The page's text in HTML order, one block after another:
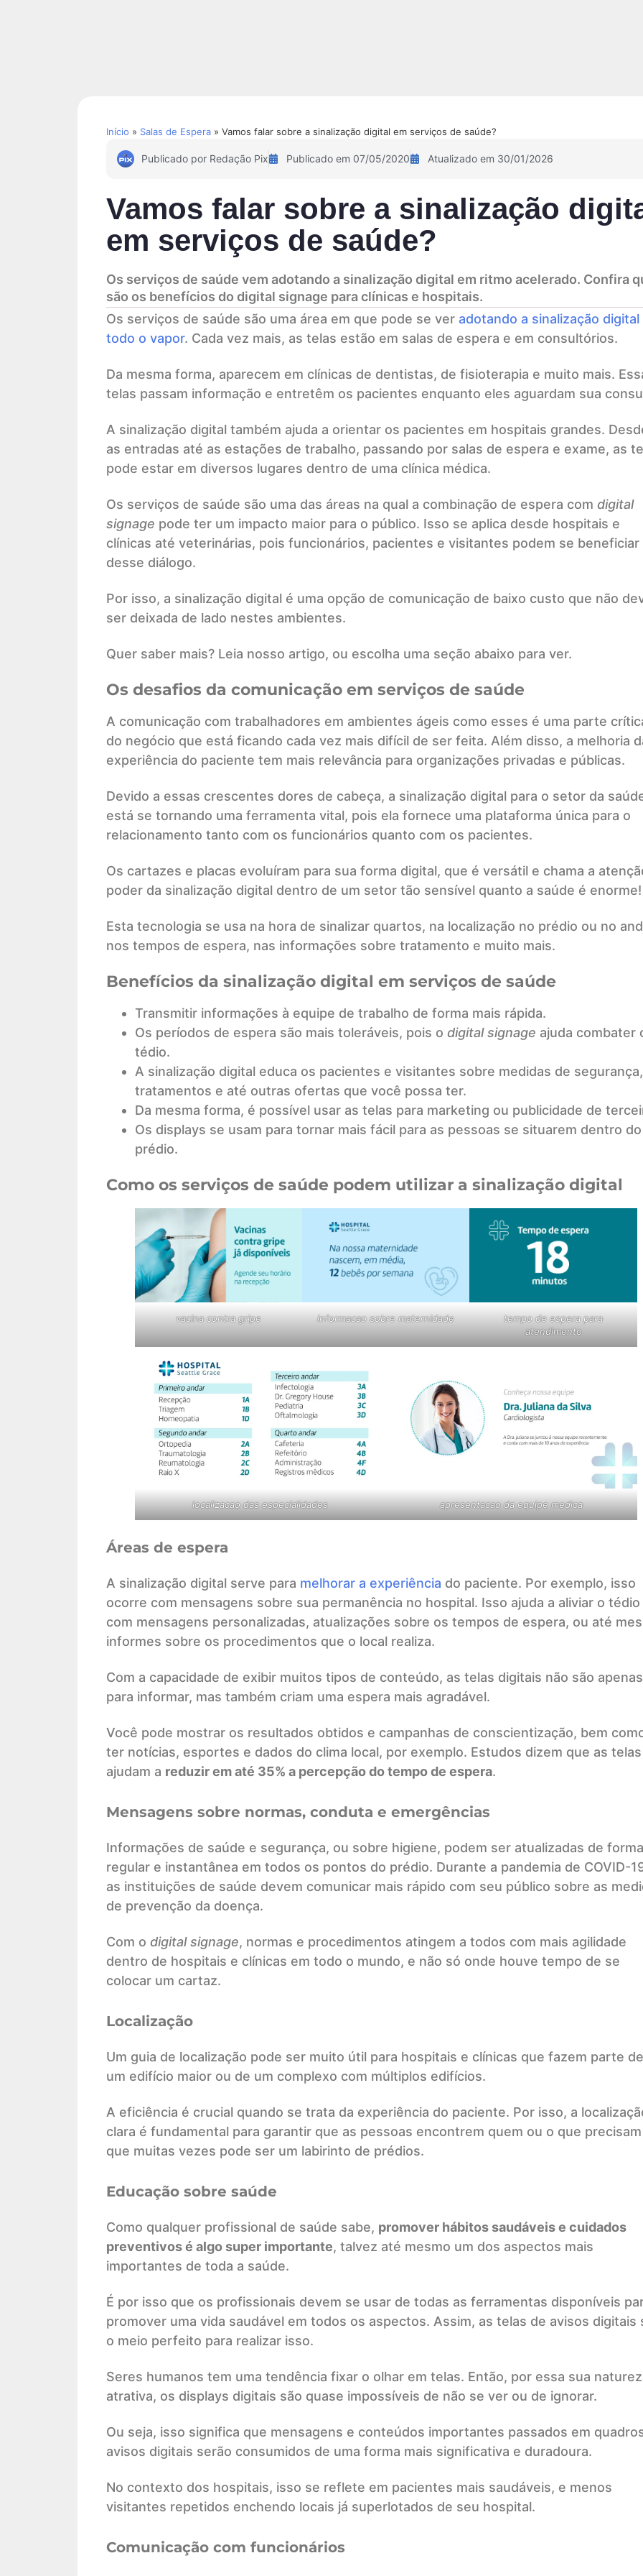
Início » Salas de Espera » Vamos falar sobre a sinalização digital em serviços de saúde?
Publicado por Redação Pix Publicado em 07/05/2020 Atualizado em 30/01/2026
Vamos falar sobre a sinalização
em serviços de saúde?
Os serviços de saúde vem adotando a sinalização digital em ritmo acelerado. Confira
são os benefícios do digital signage para clínicas e hospitais.
Os serviços de saúde são uma área em que pode se ver adotando a sinalização digital
todo o vapor. Cada vez mais, as telas estão em salas de espera e em consultórios.
Da mesma forma, aparecem em clínicas de dentistas, de fisioterapia e muito mais.
telas passam informação e entretêm os pacientes enquanto eles aguardam sua
A sinalização digital também ajuda a orientar os pacientes em hospitais grandes.
as entradas até as estações de trabalho, passando por salas de espera e exame, as
pode estar em diversos lugares dentro de uma clínica médica.
Os serviços de saúde são uma das áreas na qual a combinação de espera com digital
signage pode ter um impacto maior para o público. Isso se aplica desde hospitais e
clínicas até veterinárias, pois funcionários, pacientes e visitantes podem se beneficiar
desse diálogo.
Por isso, a sinalização digital é uma opção de comunicação de baixo custo que não
ser deixada de lado nestes ambientes.
Quer saber mais? Leia nosso artigo, ou escolha uma seção abaixo para ver.
Os desafios da comunicação em serviços de saúde
A comunicação com trabalhadores em ambientes ágeis como esses é uma parte
do negócio que está ficando cada vez mais difícil de ser feita. Além disso, a melhoria
experiência do paciente tem mais relevância para organizações privadas e públicas.
Devido a essas crescentes dores de cabeça, a sinalização digital para o setor da
está se tornando uma ferramenta vital, pois ela fornece uma plataforma única para o
relacionamento tanto com os funcionários quanto com os pacientes.
Os cartazes e placas evoluíram para sua forma digital, que é versátil e chama a
poder da sinalização digital dentro de um setor tão sensível quanto a saúde é enorme!
Esta tecnologia se usa na hora de sinalizar quartos, na localização no prédio ou no
nos tempos de espera, nas informações sobre tratamento e muito mais.
Benefícios da sinalização digital em serviços de saúde
Transmitir informações à equipe de trabalho de forma mais rápida.
Os períodos de espera são mais toleráveis, pois o digital signage ajuda combater
tédio.
A sinalização digital educa os pacientes e visitantes sobre medidas de segurança,
tratamentos e até outras ofertas que você possa ter.
Da mesma forma, é possível usar as telas para marketing ou publicidade de
Os displays se usam para tornar mais fácil para as pessoas se situarem dentro do
prédio.
Como os serviços de saúde podem utilizar a sinalização digital
vacina contra gripe informacao sobre maternidade
tempo de espera para
atendimento
localizacao das especialidades apresentacao da equipe medica
Áreas de espera
A sinalização digital serve para melhorar a experiência do paciente. Por exemplo, isso
ocorre com mensagens sobre sua permanência no hospital. Isso ajuda a aliviar o tédio
com mensagens personalizadas, atualizações sobre os tempos de espera, ou até
informes sobre os procedimentos que o local realiza.
Com a capacidade de exibir muitos tipos de conteúdo, as telas digitais não são apenas
para informar, mas também criam uma espera mais agradável.
Você pode mostrar os resultados obtidos e campanhas de conscientização, bem
ter notícias, esportes e dados do clima local, por exemplo. Estudos dizem que as telas
ajudam a reduzir em até 35% a percepção do tempo de espera.
Mensagens sobre normas, conduta e emergências
Informações de saúde e segurança, ou sobre higiene, podem ser atualizadas de forma
regular e instantânea em todos os pontos do prédio. Durante a pandemia de COVID-
as instituições de saúde devem comunicar mais rápido com seu público sobre as
de prevenção da doença.
Com o digital signage, normas e procedimentos atingem a todos com mais agilidade
dentro de hospitais e clínicas em todo o mundo, e não só onde houve tempo de se
colocar um cartaz.
Localização
Um guia de localização pode ser muito útil para hospitais e clínicas que fazem parte de
um edifício maior ou de um complexo com múltiplos edifícios.
A eficiência é crucial quando se trata da experiência do paciente. Por isso, a
clara é fundamental para garantir que as pessoas encontrem quem ou o que
que muitas vezes pode ser um labirinto de prédios.
Educação sobre saúde
Como qualquer profissional de saúde sabe, promover hábitos saudáveis e cuidados
preventivos é algo super importante, talvez até mesmo um dos aspectos mais
importantes de toda a saúde.
É por isso que os profissionais devem se usar de todas as ferramentas disponíveis
promover uma vida saudável em todos os aspectos. Assim, as telas de avisos digitais
o meio perfeito para realizar isso.
Seres humanos tem uma tendência fixar o olhar em telas. Então, por essa sua
atrativa, os displays digitais são quase impossíveis de não se ver ou de ignorar.
Ou seja, isso significa que mensagens e conteúdos importantes passados em
avisos digitais serão consumidos de uma forma mais significativa e duradoura.
No contexto dos hospitais, isso se reflete em pacientes mais saudáveis, e menos
visitantes repetidos enchendo locais já superlotados de seu hospital.
Comunicação com funcionários